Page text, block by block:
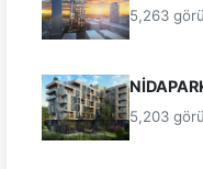
5,263
5,203